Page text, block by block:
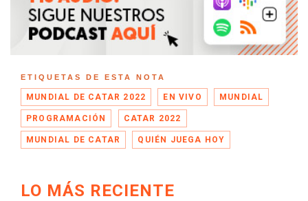
ETIQUETAS DE ESTA NOTA
MUNDIAL DE CATAR 2022 EN VIVO MUNDIAL
PROGRAMACIÓN CATAR 2022
MUNDIAL DE CATAR QUIÉN JUEGA HOY
LO MÁS RECIENTE